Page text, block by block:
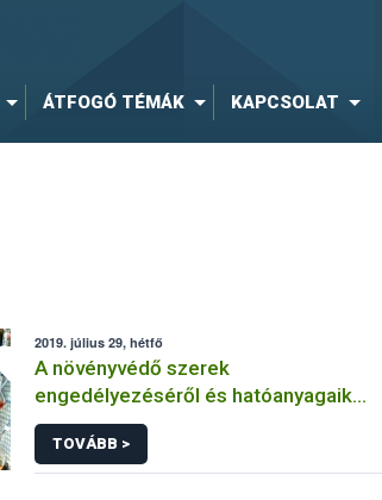
ÁTFOGÓ TÉMÁK KAPCSOLAT
2019. július 29, hétfő
A növényvédő szerek
engedélyezéséről és hatóanyagaik
vizsgálatáról
TOVÁBB >